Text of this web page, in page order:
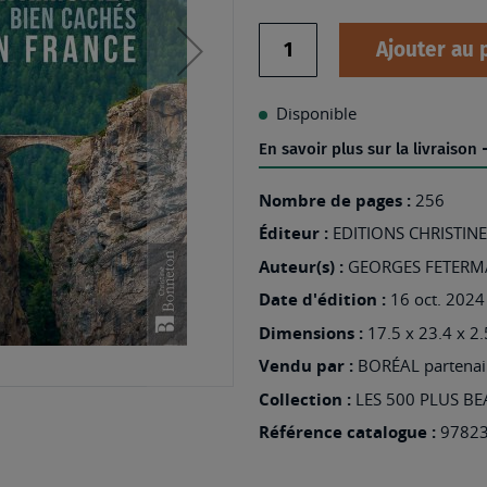
Ajouter au
Disponible
En savoir plus sur la livraison
Nombre de pages : 256
Éditeur : EDITIONS
Auteur(s) : GEORGES
Date d'édition : 16 oct. 2024
Dimensions : 17.5 x 23.4 x
Vendu par : BORÉAL
Collection : LES 500 PLUS
Référence catalogue :